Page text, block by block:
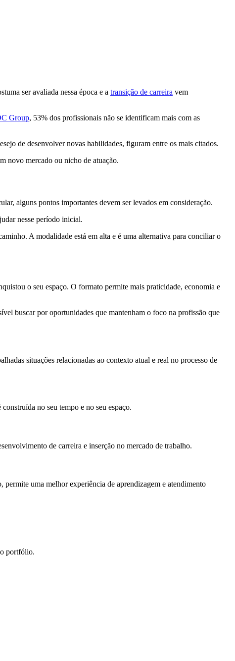
ser avaliada nessa época e a transição de carreira vem
Group, 53% dos profissionais não se identificam mais com as
de desenvolver novas habilidades, figuram entre os mais citados.
novo mercado ou nicho de atuação.
alguns pontos importantes devem ser levados em consideração.
nesse período inicial.
A modalidade está em alta e é uma alternativa para conciliar o
o seu espaço. O formato permite mais praticidade, economia e
buscar por oportunidades que mantenham o foco na profissão que
situações relacionadas ao contexto atual e real no processo de
no seu tempo e no seu espaço.
de carreira e inserção no mercado de trabalho.
uma melhor experiência de aprendizagem e atendimento
portfólio.